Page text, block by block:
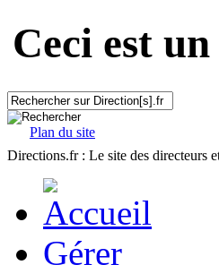
Ceci est
Plan du site
Directions.fr : Le site des directeurs
Gérer